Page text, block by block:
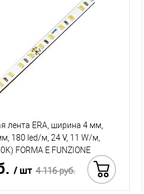
лента ERA, ширина 4 мм,
180 led/м, 24 V, 11 W/м,
FORMA E FUNZIONE
/ шт 4 116 руб.